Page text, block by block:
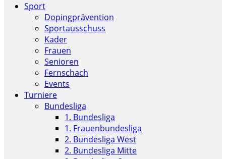
Sport
Dopingprävention
Sportausschuss
Kader
Frauen
Senioren
Fernschach
Events
Turniere
Bundesliga
1. Bundesliga
1. Frauenbundesliga
2. Bundesliga West
2. Bundesliga Mitte